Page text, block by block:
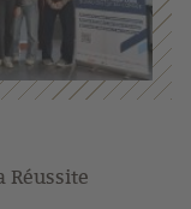
Réussite